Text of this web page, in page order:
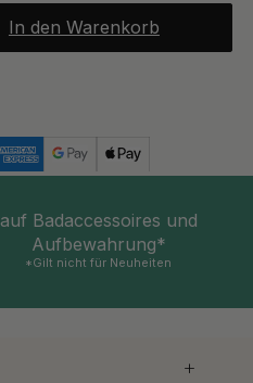
In den Warenkorb
auf Badaccessoires und
Aufbewahrung*
*Gilt nicht für Neuheiten